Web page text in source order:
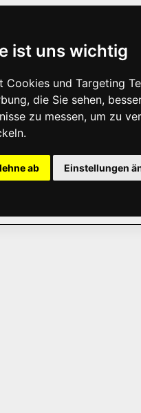
ist uns wichtig
Cookies und Targeting
die Sie sehen,
zu messen, um zu
ab Einstellungen